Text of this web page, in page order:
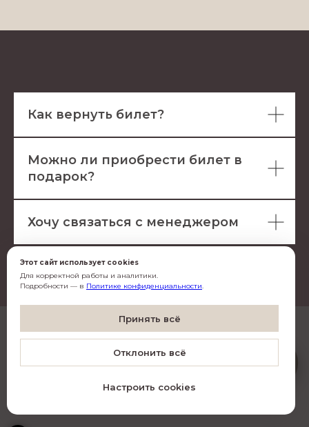
Этот сайт использует cookies
Для корректной работы и аналитики.
Подробности — в Политике конфиденциальности.
Принять всё
Отклонить всё
Настроить cookies
O
Согласен(-на) собработкой данных
Согласен(-на) на
Как вернуть билет?
Можно ли приобрести билет в
подарок?
Хочу связаться с менеджером
© Все права защищены•Фото Алексей Сильников